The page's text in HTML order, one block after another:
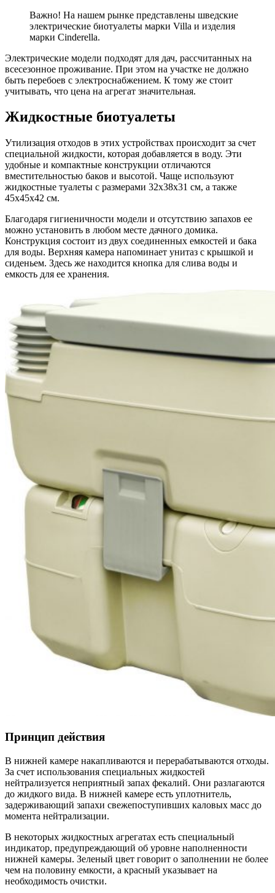
Важно! На нашем рынке представлены шведские
электрические биотуалеты марки Villa и изделия
марки Cinderella.
Электрические модели подходят для дач, рассчитанных на
всесезонное проживание. При этом на участке не должно
быть перебоев с электроснабжением. К тому же стоит
учитывать, что цена на агрегат значительная.
Жидкостные биотуалеты
Утилизация отходов в этих устройствах происходит за счет
специальной жидкости, которая добавляется в воду. Эти
удобные и компактные конструкции отличаются
вместительностью баков и высотой. Чаще используют
жидкостные туалеты с размерами 32х38х31 см, а также
45х45х42 см.
Благодаря гигиеничности модели и отсутствию запахов ее
можно установить в любом месте дачного домика.
Конструкция состоит из двух соединенных емкостей и бака
для воды. Верхняя камера напоминает унитаз с крышкой и
сиденьем. Здесь же находится кнопка для слива воды и
емкость для ее хранения.
Принцип действия
В нижней камере накапливаются и перерабатываются отходы.
За счет использования специальных жидкостей
нейтрализуется неприятный запах фекалий. Они разлагаются
до жидкого вида. В нижней камере есть уплотнитель,
задерживающий запахи свежепоступивших каловых масс до
момента нейтрализации.
В некоторых жидкостных агрегатах есть специальный
индикатор, предупреждающий об уровне наполненности
нижней камеры. Зеленый цвет говорит о заполнении не более
чем на половину емкости, а красный указывает на
необходимость очистки.